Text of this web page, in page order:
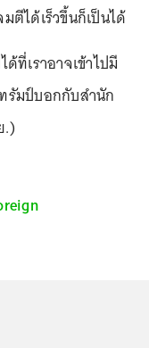
ตีได้เร็วขึ้นก็เป็นได้
ที่เราอาจเข้าไปมี
รัมป์บอกกับสำนัก
.)